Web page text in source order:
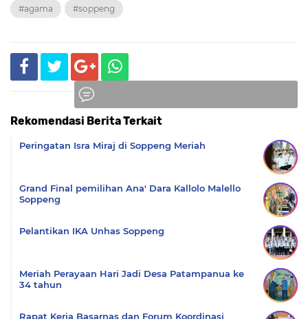
#agama #soppeng
Rekomendasi Berita Terkait
Peringatan Isra Miraj di Soppeng Meriah
Grand Final pemilihan Ana' Dara Kallolo Malello
Soppeng
Pelantikan IKA Unhas Soppeng
Meriah Perayaan Hari Jadi Desa Patampanua ke
34 tahun
Rapat Kerja Basarnas dan Forum Koordinasi